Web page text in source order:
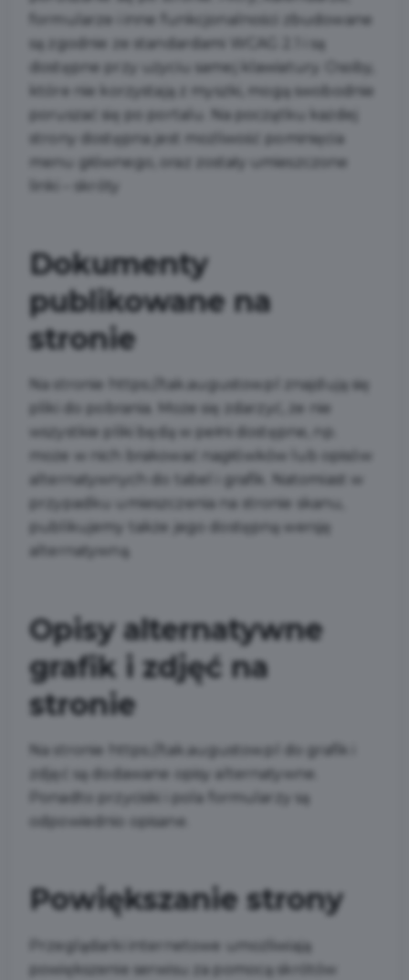
formularze i inne funkcjonalności zbudowane
są zgodnie ze standardami WCAG 2.1 i są
dostępne przy użyciu samej klawiatury. Osoby,
które nie korzystają z myszki, mogą swobodnie
poruszać się po portalu. Na początku każdej
strony dostępna jest możliwość pominięcia
menu głównego, oraz zostały umieszczone
Dokumenty
publikowane na
stronie
Na stronie https://tak.augustow.pl znajdują się
pliki do pobrania. Może się zdarzyć, że nie
wszystkie pliki będą w pełni dostępne, np.
może w nich brakować nagłówków lub opisów
alternatywnych do tabel i grafik. Natomiast w
przypadku umieszczenia na stronie skanu,
publikujemy także jego dostępną wersję
alternatywną.
Opisy alternatywne
grafik i zdjęć na
stronie
Na stronie https://tak.augustow.pl do grafik i
zdjęć są dodawane opisy alternatywne.
Ponadto przyciski i pola formularzy są
odpowiednio opisane.
Powiększanie strony
Przeglądarki internetowe umożliwiają
powiększenie serwisu za pomocą skrótów